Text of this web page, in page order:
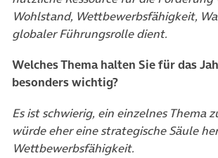
Wohlstand, Wettbewerbsfähigkeit,
globaler Führungsrolle dient.
Welches Thema halten Sie für das
besonders wichtig?
Es ist schwierig, ein einzelnes Thema
würde eher eine strategische Säule
Wettbewerbsfähigkeit.